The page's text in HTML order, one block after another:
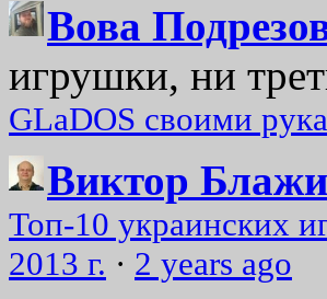
Вова
игрушки, ни
GLaDOS своими
Виктор
Топ-10 украинских
2013 г. · 2 years ago